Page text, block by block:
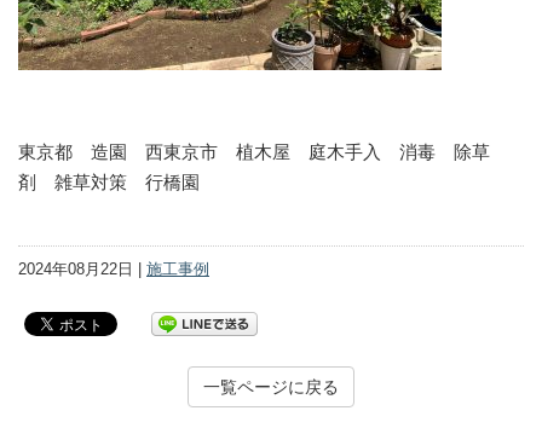
東京都 造園 西東京市 植木屋 庭木手入 消毒 除草
剤 雑草対策 行橋園
2024年08月22日 | 施工事例
一覧ページに戻る